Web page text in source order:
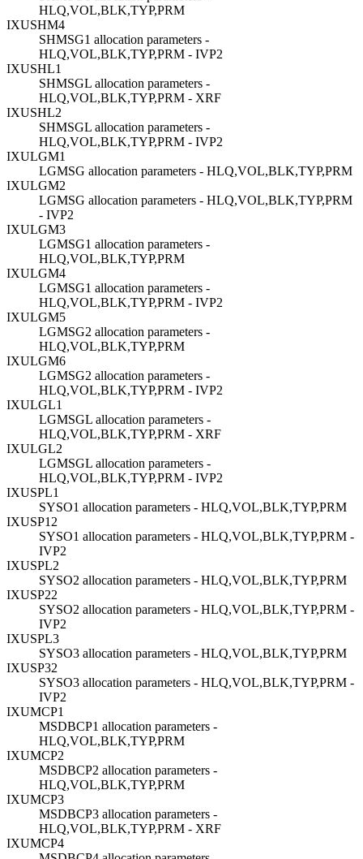
HLQ,VOL,BLK,TYP,PRM
IXUSHM4
SHMSG1 allocation parameters -
HLQ,VOL,BLK,TYP,PRM - IVP2
IXUSHL1
SHMSGL allocation parameters -
HLQ,VOL,BLK,TYP,PRM - XRF
IXUSHL2
SHMSGL allocation parameters -
HLQ,VOL,BLK,TYP,PRM - IVP2
IXULGM1
LGMSG allocation parameters - HLQ,VOL,BLK,TYP,PRM
IXULGM2
LGMSG allocation parameters - HLQ,VOL,BLK,TYP,PRM
- IVP2
IXULGM3
LGMSG1 allocation parameters -
HLQ,VOL,BLK,TYP,PRM
IXULGM4
LGMSG1 allocation parameters -
HLQ,VOL,BLK,TYP,PRM - IVP2
IXULGM5
LGMSG2 allocation parameters -
HLQ,VOL,BLK,TYP,PRM
IXULGM6
LGMSG2 allocation parameters -
HLQ,VOL,BLK,TYP,PRM - IVP2
IXULGL1
LGMSGL allocation parameters -
HLQ,VOL,BLK,TYP,PRM - XRF
IXULGL2
LGMSGL allocation parameters -
HLQ,VOL,BLK,TYP,PRM - IVP2
IXUSPL1
SYSO1 allocation parameters - HLQ,VOL,BLK,TYP,PRM
IXUSP12
SYSO1 allocation parameters - HLQ,VOL,BLK,TYP,PRM -
IVP2
IXUSPL2
SYSO2 allocation parameters - HLQ,VOL,BLK,TYP,PRM
IXUSP22
SYSO2 allocation parameters - HLQ,VOL,BLK,TYP,PRM -
IVP2
IXUSPL3
SYSO3 allocation parameters - HLQ,VOL,BLK,TYP,PRM
IXUSP32
SYSO3 allocation parameters - HLQ,VOL,BLK,TYP,PRM -
IVP2
IXUMCP1
MSDBCP1 allocation parameters -
HLQ,VOL,BLK,TYP,PRM
IXUMCP2
MSDBCP2 allocation parameters -
HLQ,VOL,BLK,TYP,PRM
IXUMCP3
MSDBCP3 allocation parameters -
HLQ,VOL,BLK,TYP,PRM - XRF
IXUMCP4